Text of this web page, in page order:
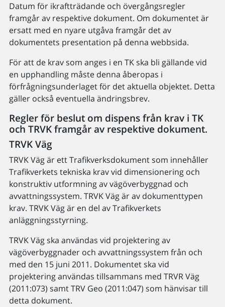
Datum för ikraftträdande och övergångsregler
framgår av respektive dokument. Om dokumentet är
ersatt med en nyare utgåva framgår det av
dokumentets presentation på denna webbsida.
För att de krav som anges i en TK ska bli gällande vid
en upphandling måste denna åberopas i
förfrågningsunderlaget för det aktuella objektet. Detta
gäller också eventuella ändringsbrev.
Regler för beslut om dispens från krav i TK
och TRVK framgår av respektive dokument.
TRVK Väg
TRVK Väg är ett Trafikverksdokument som innehåller
Trafikverkets tekniska krav vid dimensionering och
konstruktiv utformning av vägöverbyggnad och
avvattningssystem. TRVK Väg är av dokumenttypen
krav. TRVK Väg är en del av Trafikverkets
anläggningsstyrning.
TRVK Väg ska användas vid projektering av
vägöverbyggnader och avvattningssystem från och
med den 15 juni 2011. Dokumentet ska vid
projektering användas tillsammans med TRVR Väg
(2011:073) samt TRV Geo (2011:047) som hänvisar till
detta dokument.